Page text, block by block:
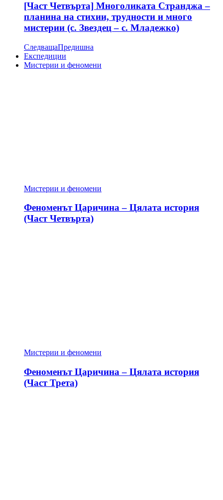
[Част Четвърта] Многоликата Странджа –
планина на стихии, трудности и много
мистерии (с. Звездец – с. Младежко)
СледващаПредишна
Експедиции
Мистерии и феномени
Мистерии и феномени
Феноменът Царичина – Цялата история
(Част Четвърта)
Мистерии и феномени
Феноменът Царичина – Цялата история
(Част Трета)